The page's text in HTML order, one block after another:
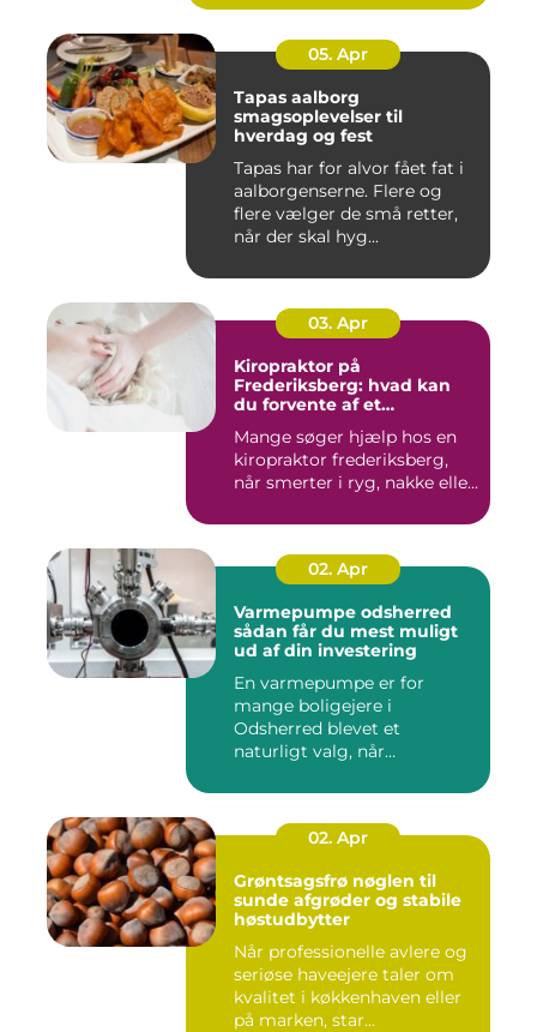
05. Apr
Tapas aalborg
smagsoplevelser til
hverdag og fest
Tapas har for alvor fået fat i
aalborgenserne. Flere og
flere vælger de små retter,
når der skal hyg...
03. Apr
Kiropraktor på
Frederiksberg: hvad kan
du forvente af et
Mange søger hjælp hos en
kiropraktor frederiksberg,
når smerter i ryg, nakke elle...
02. Apr
Varmepumpe odsherred
sådan får du mest muligt
ud af din investering
En varmepumpe er for
mange boligejere i
Odsherred blevet et
naturligt valg, når
02. Apr
Grøntsagsfrø nøglen til
sunde afgrøder og stabile
høstudbytter
Når professionelle avlere og
seriøse haveejere taler om
kvalitet i køkkenhaven eller
på marken, star...